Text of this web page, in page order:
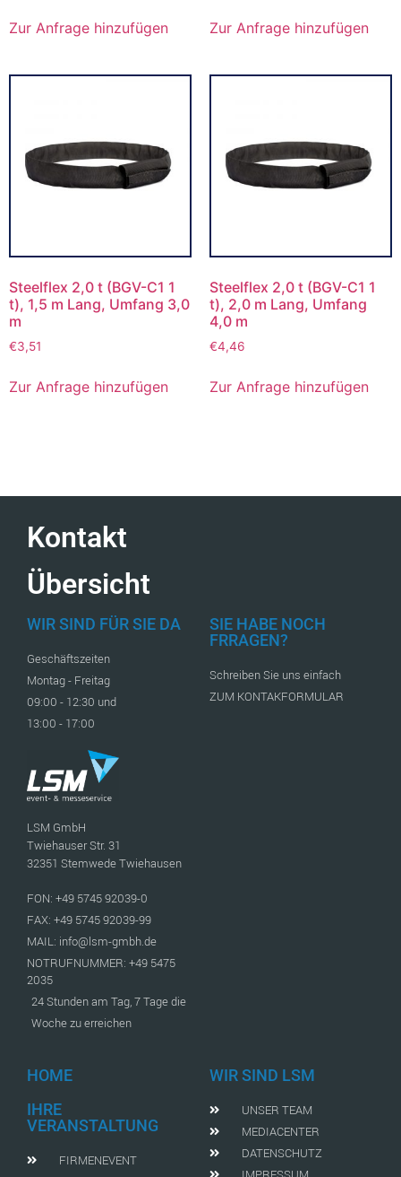
Zur Anfrage hinzufügen Zur Anfrage hinzufügen
Steelflex 2,0 t (BGV-C1 1
t), 1,5 m Lang, Umfang 3,0
m
€3,51
Zur Anfrage hinzufügen
Steelflex 2,0 t (BGV-C1 1
t), 2,0 m Lang, Umfang
4,0 m
€4,46
Zur Anfrage hinzufügen
Kontakt
Übersicht
WIR SIND FÜR SIE DA
Geschäftszeiten
Montag - Freitag
09:00 - 12:30 und
13:00 - 17:00
LSM GmbH
Twiehauser Str. 31
32351 Stemwede Twiehausen
FON: +49 5745 92039-0
FAX: +49 5745 92039-99
MAIL: info@lsm-gmbh.de
NOTRUFNUMMER: +49 5475
2035
24 Stunden am Tag, 7 Tage die
Woche zu erreichen
SIE HABE NOCH
FRRAGEN?
Schreiben Sie uns einfach
ZUM KONTAKFORMULAR
HOME
IHRE
VERANSTALTUNG
FIRMENEVENT
WIR SIND LSM
UNSER TEAM
MEDIACENTER
DATENSCHUTZ